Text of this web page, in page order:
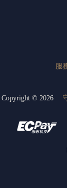
服
Copyright © 2026